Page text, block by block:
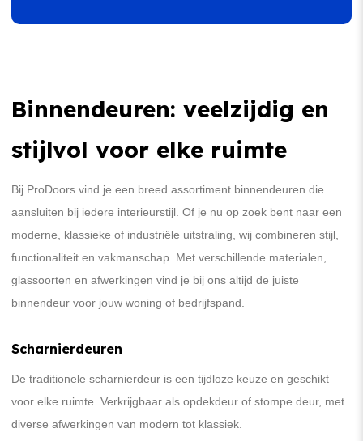
Binnendeuren: veelzijdig en
stijlvol voor elke ruimte
Bij ProDoors vind je een breed assortiment binnendeuren die
aansluiten bij iedere interieurstijl. Of je nu op zoek bent naar een
moderne, klassieke of industriële uitstraling, wij combineren stijl,
functionaliteit en vakmanschap. Met verschillende materialen,
glassoorten en afwerkingen vind je bij ons altijd de juiste
binnendeur voor jouw woning of bedrijfspand.
Scharnierdeuren
De traditionele scharnierdeur is een tijdloze keuze en geschikt
voor elke ruimte. Verkrijgbaar als opdekdeur of stompe deur, met
diverse afwerkingen van modern tot klassiek.